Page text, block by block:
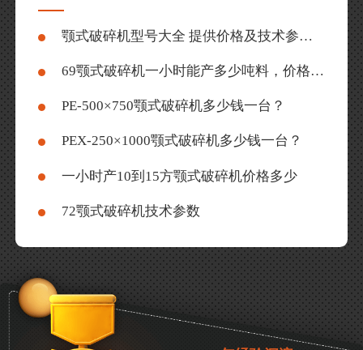
颚式破碎机型号大全 提供价格及技术参数表
69颚式破碎机一小时能产多少吨料，价格多少？
PE-500×750颚式破碎机多少钱一台？
PEX-250×1000颚式破碎机多少钱一台？
一小时产10到15方颚式破碎机价格多少
72颚式破碎机技术参数